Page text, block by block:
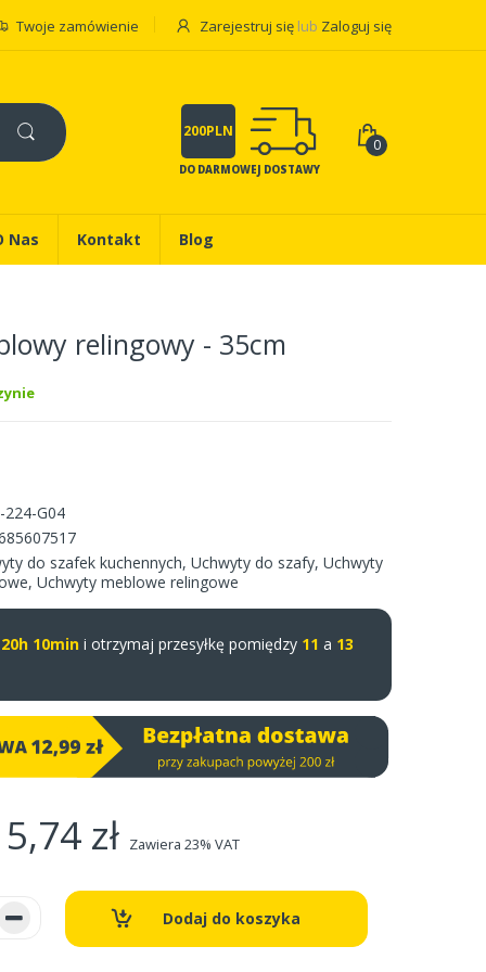
Twoje zamówienie Zarejestruj się lub Zaloguj się
200PLN
DO DARMOWEJ DOSTAWY
0
Nas Kontakt Blog
relingowy - 35cm
224-G04
do szafek kuchennych, Uchwyty do szafy, Uchwyty
, Uchwyty meblowe relingowe
20h 10min i otrzymaj przesyłkę pomiędzy 11 a 13
5,74 zł Zawiera 23% VAT
Dodaj do koszyka